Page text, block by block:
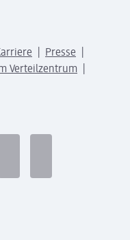
Presse
Verteilzentrum